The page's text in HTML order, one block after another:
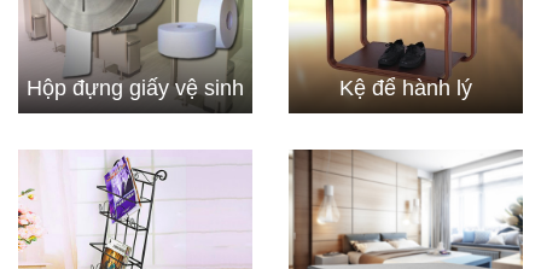
Hộp đựng giấy vệ sinh Kệ để hành lý